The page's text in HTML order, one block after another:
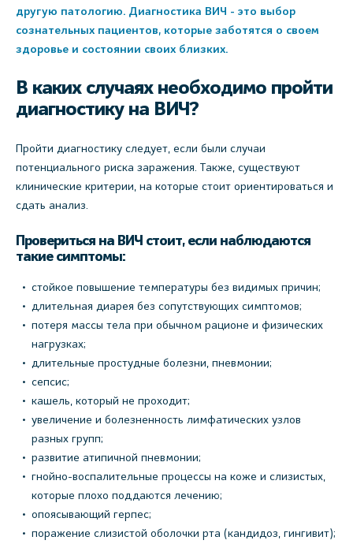
другую патологию. Диагностика ВИЧ - это выбор
сознательных пациентов, которые заботятся о своем
здоровье и состоянии своих близких.
В каких случаях необходимо пройти
диагностику на ВИЧ?
Пройти диагностику следует, если были случаи
потенциального риска заражения. Также, существуют
клинические критерии, на которые стоит ориентироваться и
сдать анализ.
Провериться на ВИЧ стоит, если наблюдаются
такие симптомы:
стойкое повышение температуры без видимых причин;
длительная диарея без сопутствующих симптомов;
потеря массы тела при обычном рационе и физических
нагрузках;
длительные простудные болезни, пневмонии;
сепсис;
кашель, который не проходит;
увеличение и болезненность лимфатических узлов
разных групп;
развитие атипичной пневмонии;
гнойно-воспалительные процессы на коже и слизистых,
которые плохо поддаются лечению;
опоясывающий герпес;
поражение слизистой оболочки рта (кандидоз, гингивит);